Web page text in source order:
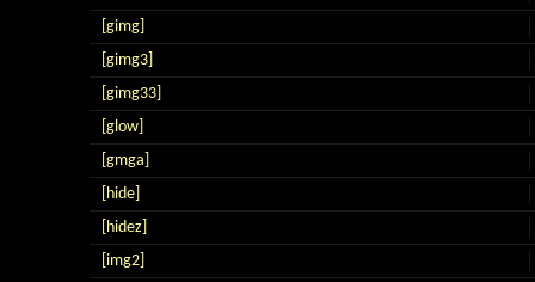
[gimg]
[gimg3]
[gimg33]
[glow]
[gmga]
[hide]
[hidez]
[img2]